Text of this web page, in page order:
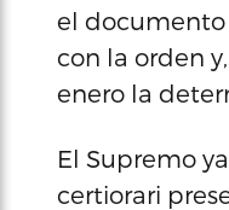
el documento
con la orden
enero la
El Supremo
certiorari